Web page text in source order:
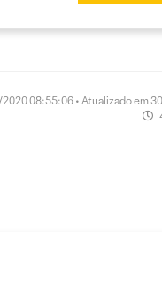
08:55:06 • Atualizado em